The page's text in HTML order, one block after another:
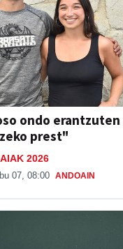
ondo
prest"
2026
07, 08:00 ANDOAIN